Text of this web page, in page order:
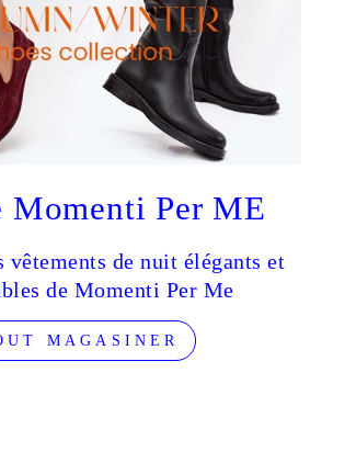
Momenti Per ME
vêtements de nuit élégants et
de Momenti Per Me
MAGASINER